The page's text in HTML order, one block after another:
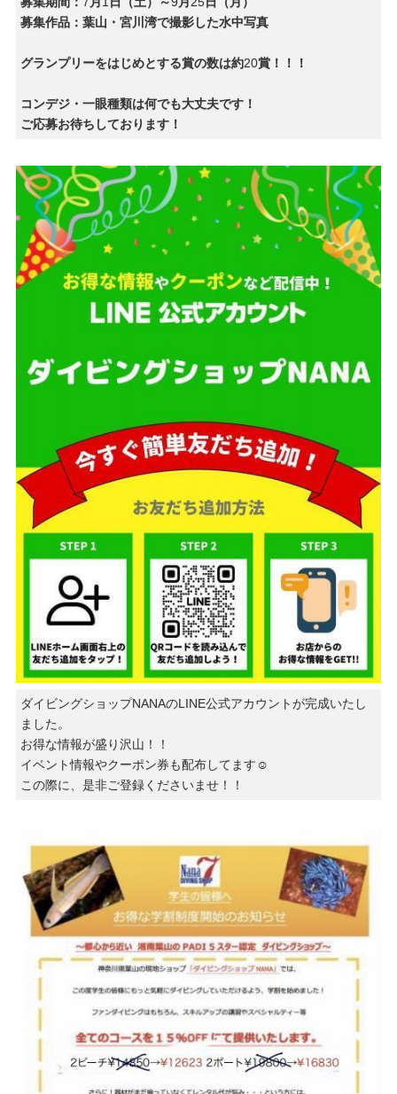
募集作品：葉山・宮川湾で撮影した水中写真
グランプリーをはじめとする賞の数は約20賞！！！
コンデジ・一眼種類は何でも大丈夫です！
ご応募お待ちしております！
ダイビングショップNANAのLINE公式アカウントが完成いたし
ました。
お得な情報が盛り沢山！！
イベント情報やクーポン券も配布してます☺️
この際に、是非ご登録くださいませ！！